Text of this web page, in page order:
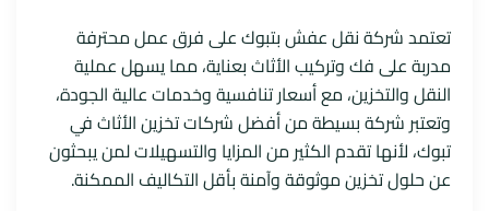
تعتمد شركة نقل عفش بتبوك على فرق عمل محترفة
مدربة على فك وتركيب الأثاث بعناية، مما يسهل عملية
النقل والتخزين، مع أسعار تنافسية وخدمات عالية الجودة،
وتعتبر شركة بسيطة من أفضل شركات تخزين الأثاث في
تبوك، لأنها تقدم الكثير من المزايا والتسهيلات لمن يبحثون
عن حلول تخزين موثوقة وآمنة بأقل التكاليف الممكنة.